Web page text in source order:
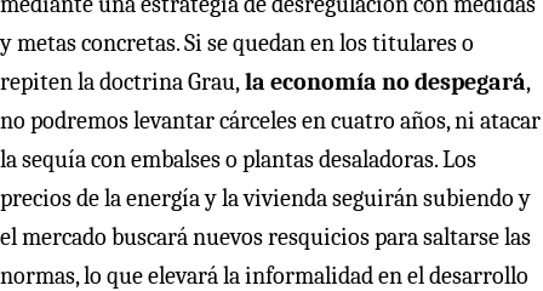
y metas concretas. Si se quedan en los titulares o
repiten la doctrina Grau,la economía no despegará,
no podremos levantar cárceles en cuatro años, ni atacar
la sequía con embalses o plantas desaladoras. Los
precios de la energía y la vivienda seguirán subiendo y
el mercado buscará nuevos resquicios para saltarse las
normas, lo que elevará la informalidad en el desarrollo